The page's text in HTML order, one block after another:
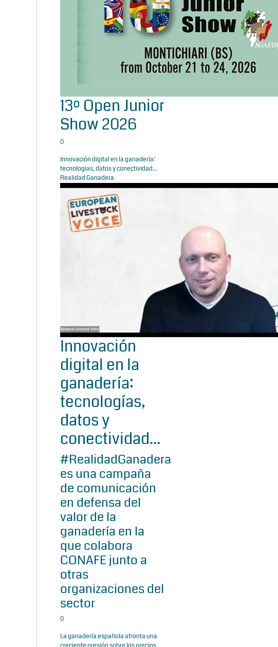
13º Open Junior
Show 2026
0
Innovación digital en la ganadería:
tecnologías, datos y conectividad...
Realidad Ganadera
Innovación
digital en la
ganadería:
tecnologías,
datos y
conectividad...
#RealidadGanadera
es una campaña
de comunicación
en defensa del
valor de la
ganadería en la
que colabora
CONAFE junto a
otras
organizaciones del
sector
0
La ganadería española afronta una